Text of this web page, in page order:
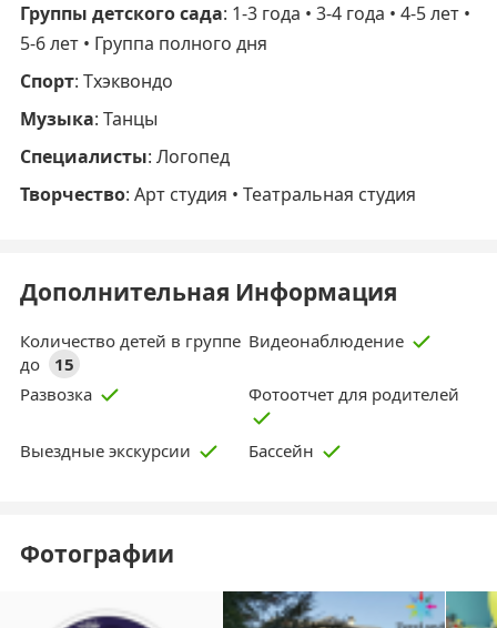
Группы детского сада: 1-3 года • 3-4 года • 4-5 лет •
5-6 лет • Группа полного дня
Спорт: Тхэквондо
Музыка: Танцы
Специалисты: Логопед
Творчество: Арт студия • Театральная студия
Дополнительная Информация
Количество детей в группе
до
15
Видеонаблюдение
Развозка Фотоотчет для родителей
Выездные экскурсии Бассейн
Фотографии